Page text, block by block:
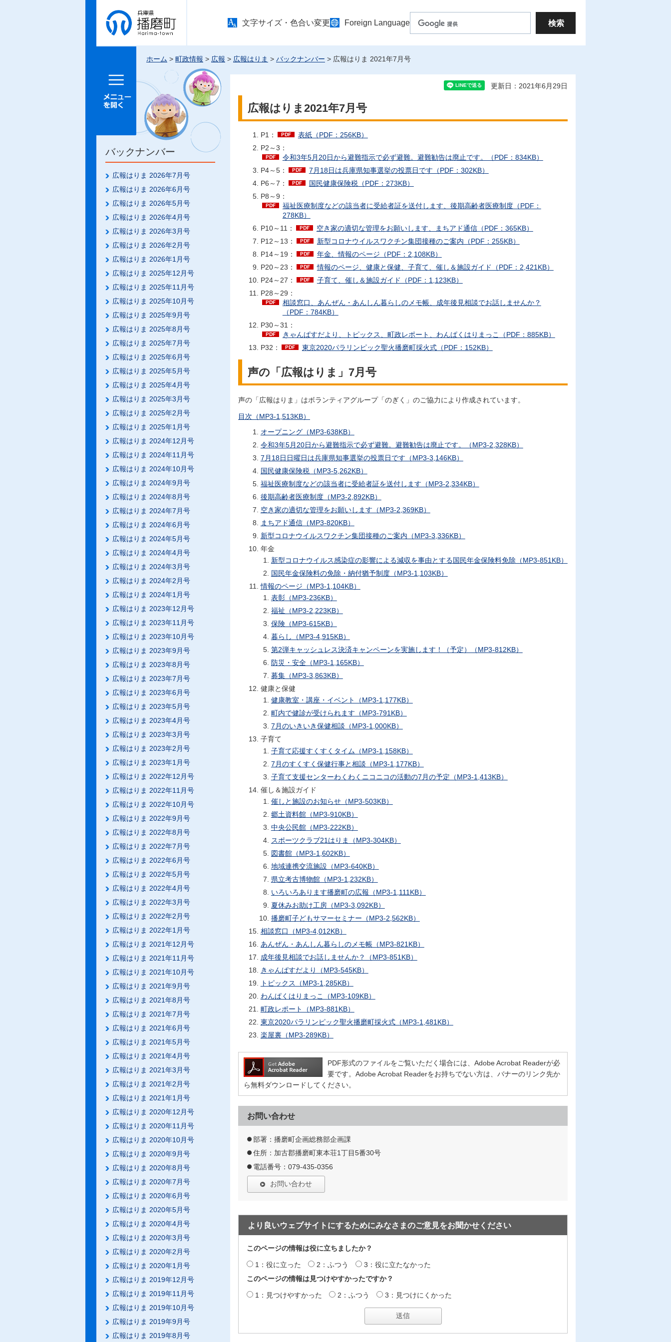
兵庫県 播
磨町
文字サイズ・色合い変更 Foreign Language
メニュー
ホーム > 町政情報 > 広報 > 広報はりま > バックナンバー > 広報はりま 2021年7月号
バックナンバー
広報はりま 2026年7月号
広報はりま 2026年6月号
広報はりま 2026年5月号
広報はりま 2026年4月号
広報はりま 2026年3月号
広報はりま 2026年2月号
広報はりま 2026年1月号
広報はりま 2025年12月号
広報はりま 2025年11月号
広報はりま 2025年10月号
広報はりま 2025年9月号
広報はりま 2025年8月号
広報はりま 2025年7月号
広報はりま 2025年6月号
広報はりま 2025年5月号
広報はりま 2025年4月号
広報はりま 2025年3月号
広報はりま 2025年2月号
広報はりま 2025年1月号
広報はりま 2024年12月号
広報はりま 2024年11月号
広報はりま 2024年10月号
広報はりま 2024年9月号
広報はりま 2024年8月号
広報はりま 2024年7月号
広報はりま 2024年6月号
広報はりま 2024年5月号
広報はりま 2024年4月号
広報はりま 2024年3月号
広報はりま 2024年2月号
広報はりま 2024年1月号
広報はりま 2023年12月号
広報はりま 2023年11月号
広報はりま 2023年10月号
広報はりま 2023年9月号
広報はりま 2023年8月号
広報はりま 2023年7月号
広報はりま 2023年6月号
広報はりま 2023年5月号
広報はりま 2023年4月号
広報はりま 2023年3月号
広報はりま 2023年2月号
広報はりま 2023年1月号
広報はりま 2022年12月号
広報はりま 2022年11月号
広報はりま 2022年10月号
広報はりま 2022年9月号
広報はりま 2022年8月号
広報はりま 2022年7月号
広報はりま 2022年6月号
広報はりま 2022年5月号
広報はりま 2022年4月号
広報はりま 2022年3月号
広報はりま 2022年2月号
広報はりま 2022年1月号
広報はりま 2021年12月号
広報はりま 2021年11月号
広報はりま 2021年10月号
広報はりま 2021年9月号
広報はりま 2021年8月号
広報はりま 2021年7月号
広報はりま 2021年6月号
広報はりま 2021年5月号
広報はりま 2021年4月号
広報はりま 2021年3月号
広報はりま 2021年2月号
広報はりま 2021年1月号
広報はりま 2020年12月号
広報はりま 2020年11月号
広報はりま 2020年10月号
広報はりま 2020年9月号
広報はりま 2020年8月号
広報はりま 2020年7月号
広報はりま 2020年6月号
広報はりま 2020年5月号
広報はりま 2020年4月号
広報はりま 2020年3月号
広報はりま 2020年2月号
広報はりま 2020年1月号
広報はりま 2019年12月号
広報はりま 2019年11月号
広報はりま 2019年10月号
広報はりま 2019年9月号
広報はりま 2019年8月号
更新日：2021年6月29日
広報はりま2021年7月号
P1：
表紙（PDF：256KB）
P2～3：
令和3年5月20日から避難指示で必ず避難。避難勧告は廃止です。（PDF：834KB）
P4～5：
7月18日は兵庫県知事選挙の投票日です（PDF：302KB）
P6～7：
国民健康保険税（PDF：273KB）
P8～9：
福祉医療制度などの該当者に受給者証を送付します、後期高齢者医療制度（PDF：
278KB）
P10～11：
空き家の適切な管理をお願いします、まちアド通信（PDF：365KB）
P12～13：
新型コロナウイルスワクチン集団接種のご案内（PDF：255KB）
P14～19：
年金、情報のページ（PDF：2,108KB）
P20～23：
情報のページ、健康と保健、子育て、催し＆施設ガイド（PDF：2,421KB）
P24～27：
子育て、催し＆施設ガイド（PDF：1,123KB）
P28～29：
相談窓口、あんぜん・あんしん暮らしのメモ帳、成年後見相談でお話しませんか？
（PDF：784KB）
P30～31：
きゃんぱすだより、トピックス、町政レポート、わんぱくはりまっこ（PDF：885KB）
P32：
東京2020パラリンピック聖火播磨町採火式（PDF：152KB）
声の「広報はりま」7月号
声の「広報はりま」はボランティアグループ「のぎく」のご協力により作成されています。
目次（MP3-1,513KB）
オープニング（MP3-638KB）
令和3年5月20日から避難指示で必ず避難。避難勧告は廃止です。（MP3-2,328KB）
7月18日日曜日は兵庫県知事選挙の投票日です（MP3-3,146KB）
国民健康保険税（MP3-5,262KB）
福祉医療制度などの該当者に受給者証を送付します（MP3-2,334KB）
後期高齢者医療制度（MP3-2,892KB）
空き家の適切な管理をお願いします（MP3-2,369KB）
まちアド通信（MP3-820KB）
新型コロナウイルスワクチン集団接種のご案内（MP3-3,336KB）
年金
新型コロナウイルス感染症の影響による減収を事由とする国民年金保険料免除（MP3-851KB）
国民年金保険料の免除・納付猶予制度（MP3-1,103KB）
情報のページ（MP3-1,104KB）
表彰（MP3-236KB）
福祉（MP3-2,223KB）
保険（MP3-615KB）
暮らし（MP3-4,915KB）
第2弾キャッシュレス決済キャンペーンを実施します！（予定）（MP3-812KB）
防災・安全（MP3-1,165KB）
募集（MP3-3,863KB）
健康と保健
健康教室・講座・イベント（MP3-1,177KB）
町内で健診が受けられます（MP3-791KB）
7月のいきいき保健相談（MP3-1,000KB）
子育て
子育て応援すくすくタイム（MP3-1,158KB）
7月のすくすく保健行事と相談（MP3-1,177KB）
子育て支援センターわくわくニコニコの活動の7月の予定（MP3-1,413KB）
催し＆施設ガイド
催しと施設のお知らせ（MP3-503KB）
郷土資料館（MP3-910KB）
中央公民館（MP3-222KB）
スポーツクラブ21はりま（MP3-304KB）
図書館（MP3-1,602KB）
地域連携交流施設（MP3-640KB）
県立考古博物館（MP3-1,232KB）
いろいろあります播磨町の広報（MP3-1,111KB）
夏休みお助け工房（MP3-3,092KB）
播磨町子どもサマーセミナー（MP3-2,562KB）
相談窓口（MP3-4,012KB）
あんぜん・あんしん暮らしのメモ帳（MP3-821KB）
成年後見相談でお話しませんか？（MP3-851KB）
きゃんぱすだより（MP3-545KB）
トピックス（MP3-1,285KB）
わんぱくはりまっこ（MP3-109KB）
町政レポート（MP3-881KB）
東京2020パラリンピック聖火播磨町採火式（MP3-1,481KB）
楽屋裏（MP3-289KB）
PDF形式のファイルをご覧いただく場合には、Adobe Acrobat Readerが必
要です。Adobe Acrobat Readerをお持ちでない方は、バナーのリンク先か
ら無料ダウンロードしてください。
お問い合わせ
部署：播磨町企画総務部企画課
住所：加古郡播磨町東本荘1丁目5番30号
電話番号：079-435-0356
お問い合わせ
より良いウェブサイトにするためにみなさまのご意見をお聞かせください
このページの情報は役に立ちましたか？
1：役に立った 2：ふつう
3：役に立たなかった
このページの情報は見つけやすかったですか？
1：見つけやすかった 2：ふつう 3：見つけにくかった